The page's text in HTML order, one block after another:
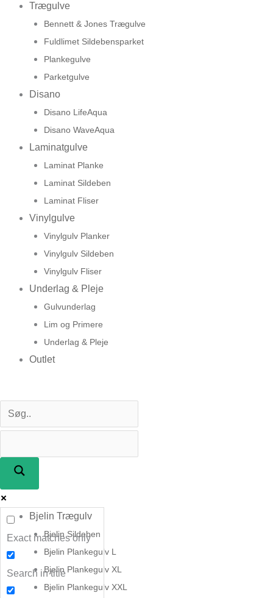
Trægulve
Bennett & Jones Trægulve
Fuldlimet Sildebensparket
Plankegulve
Parketgulve
Disano
Disano LifeAqua
Disano WaveAqua
Laminatgulve
Laminat Planke
Laminat Sildeben
Laminat Fliser
Vinylgulve
Vinylgulv Planker
Vinylgulv Sildeben
Vinylgulv Fliser
Underlag & Pleje
Gulvunderlag
Lim og Primere
Underlag & Pleje
Outlet
Exact matches only
Search in title
Bjelin Trægulv
Bjelin Sildeben
Bjelin Plankegulv L
Bjelin Plankegulv XL
Bjelin Plankegulv XXL